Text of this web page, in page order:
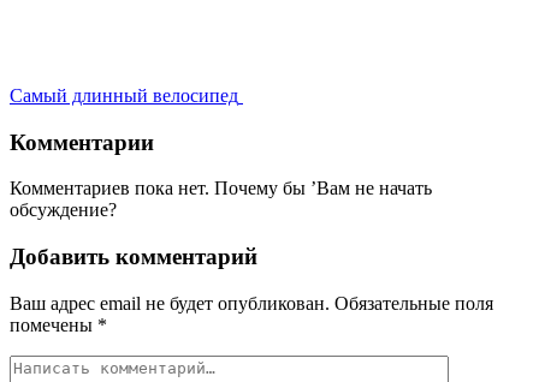
Самый длинный велосипед
Комментарии
Комментариев пока нет. Почему бы ’Вам не начать
обсуждение?
Добавить комментарий
Ваш адрес email не будет опубликован. Обязательные поля
помечены *